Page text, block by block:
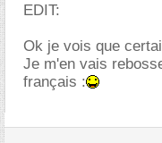
EDIT:
Ok je vois que
Je m'en vais
français :